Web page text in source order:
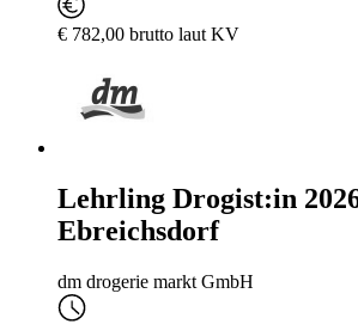
€ 782,00 brutto laut KV
Lehrling Drogist:in
Ebreichsdorf
dm drogerie markt GmbH